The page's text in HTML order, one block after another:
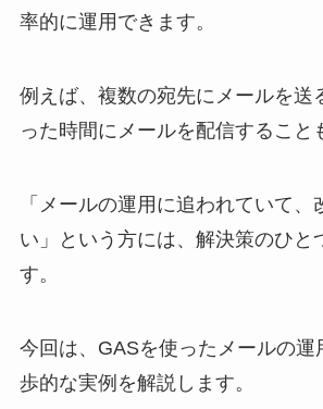
率的に運用できます。
例えば、複数の宛先にメールを送
った時間にメールを配信すること
「メールの運用に追われていて、
い」という方には、解決策のひと
す。
今回は、GASを使ったメールの運
歩的な実例を解説します。